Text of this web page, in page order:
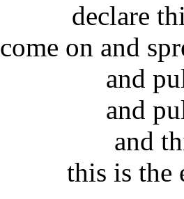
declare
come on and
and
and
and
this is the